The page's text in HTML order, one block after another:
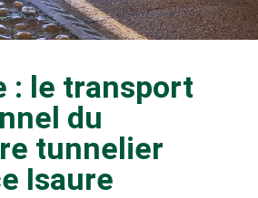
: le transport
du
tunnelier
Isaure